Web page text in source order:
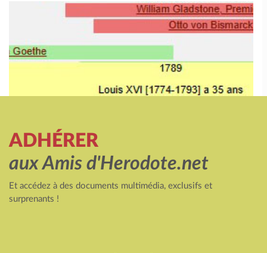
ADHÉRER
aux Amis d'Herodote.net
Et accédez à des documents multimédia, exclusifs et
surprenants !